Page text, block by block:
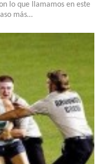
lo que llamamos en este
más…